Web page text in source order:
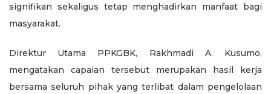
signifikan sekaligus tetap menghadirkan manfaat bagi
masyarakat.
Direktur Utama PPKGBK, Rakhmadi A. Kusumo,
mengatakan capaian tersebut merupakan hasil kerja
bersama seluruh pihak yang terlibat dalam pengelolaan